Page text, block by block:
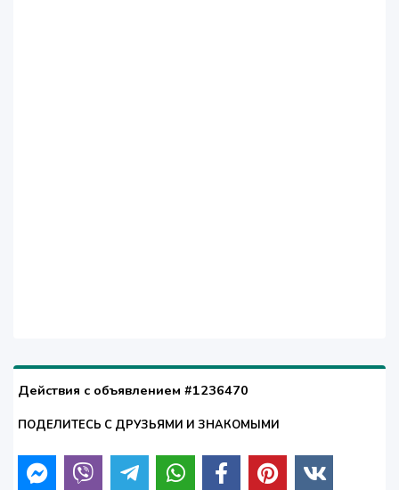
Действия с объявлением #1236470
ПОДЕЛИТЕСЬ С ДРУЗЬЯМИ И ЗНАКОМЫМИ